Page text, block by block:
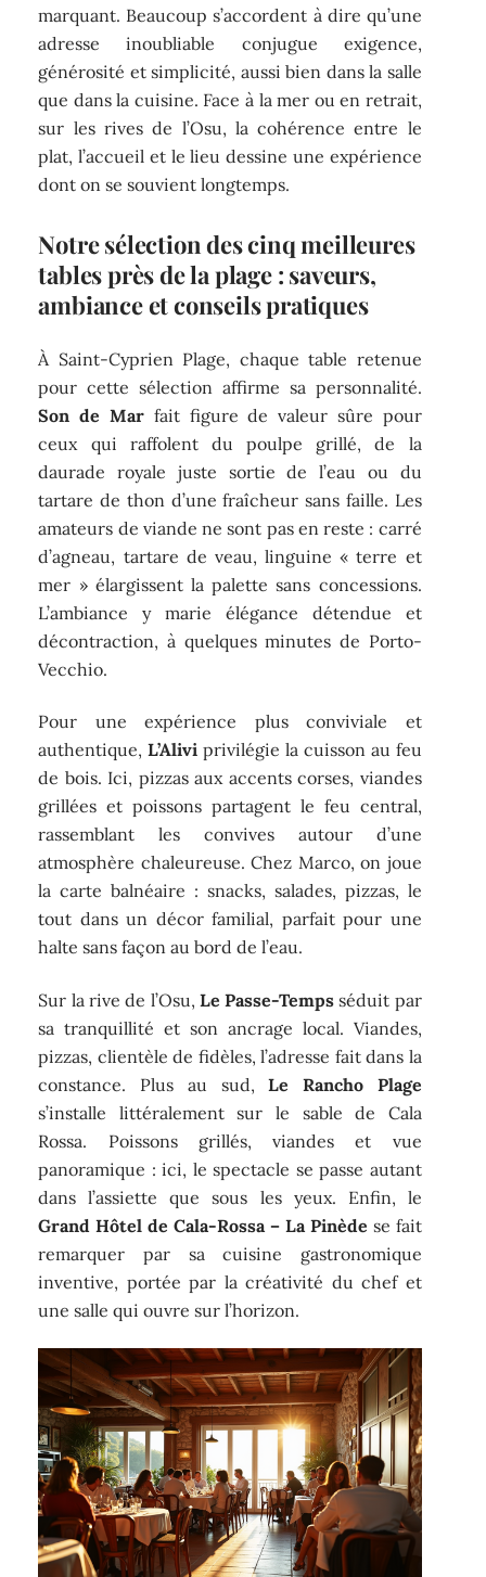
marquant. Beaucoup s’accordent à dire qu’une
adresse inoubliable conjugue exigence,
générosité et simplicité, aussi bien dans la salle
que dans la cuisine. Face à la mer ou en retrait,
sur les rives de l’Osu, la cohérence entre le
plat, l’accueil et le lieu dessine une expérience
dont on se souvient longtemps.
Notre sélection des cinq meilleures
tables près de la plage : saveurs,
ambiance et conseils pratiques
À Saint-Cyprien Plage, chaque table retenue
pour cette sélection affirme sa personnalité.
Son de Marfait figure de valeur sûre pour
ceux qui raffolent du poulpe grillé, de la
daurade royale juste sortie de l’eau ou du
tartare de thon d’une fraîcheur sans faille. Les
amateurs de viande ne sont pas en reste : carré
d’agneau, tartare de veau, linguine « terre et
mer » élargissent la palette sans concessions.
L’ambiance y marie élégance détendue et
décontraction, à quelques minutes de Porto-
Vecchio.
Pour une expérience plus conviviale et
authentique,L’Alivi privilégie la cuisson au feu
de bois. Ici, pizzas aux accents corses, viandes
grillées et poissons partagent le feu central,
rassemblant les convives autour d’une
atmosphère chaleureuse. Chez Marco, on joue
la carte balnéaire : snacks, salades, pizzas, le
tout dans un décor familial, parfait pour une
halte sans façon au bord de l’eau.
Sur la rive de l’Osu, Le Passe-Temps séduit par
sa tranquillité et son ancrage local. Viandes,
pizzas, clientèle de fidèles, l’adresse fait dans la
constance. Plus au sud,Le Rancho Plage
s’installe littéralement sur le sable de Cala
Rossa. Poissons grillés, viandes et vue
panoramique : ici, le spectacle se passe autant
dans l’assiette que sous les yeux. Enfin, le
Grand Hôtel de Cala-Rossa – La Pinède se fait
remarquer par sa cuisine gastronomique
inventive, portée par la créativité du chef et
une salle qui ouvre sur l’horizon.